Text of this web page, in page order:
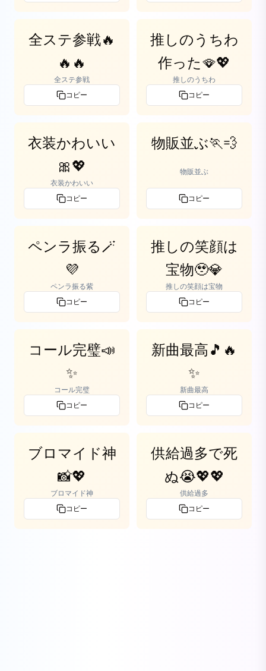
全ステ参戦🔥
🔥🔥
全ステ参戦
コピー
推しのうちわ
作った🪭💖
推しのうちわ
コピー
衣装かわいい
🎀💖
衣装かわいい
コピー
物販並ぶ🏃💨
物販並ぶ
コピー
ペンラ振る🪄
💜
ペンラ振る紫
コピー
推しの笑顔は
宝物🥹💎
推しの笑顔は宝物
コピー
コール完璧📣
✨
コール完璧
コピー
新曲最高🎵🔥
✨
新曲最高
コピー
ブロマイド神
📸💖
ブロマイド神
コピー
供給過多で死
ぬ😭💖💖
供給過多
コピー